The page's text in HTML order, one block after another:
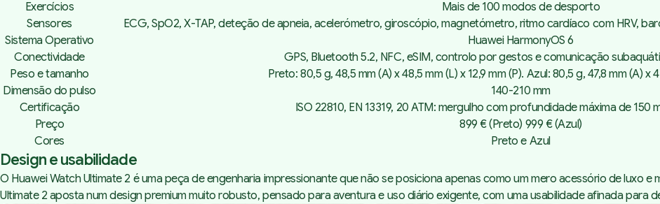
Exercícios
Mais de 100 modos de desporto
Sensores
ECG, SpO2, X-TAP, deteção de apneia, acelerómetro, giroscópio, magnetómetro, ritmo cardíaco com HRV,
Sistema Operativo
Huawei HarmonyOS 6
Conectividade
GPS, Bluetooth 5.2, NFC, eSIM, controlo por gestos e comunicação
Peso e tamanho
Preto: 80,5 g, 48,5 mm (A) x 48,5 mm (L) x 12,9 mm (P). Azul: 80,5 g, 47,8 mm (A) x
Dimensão do pulso
140-210 mm
Certificação
ISO 22810, EN 13319, 20 ATM: mergulho com profundidade máxima de 150
Preço
899 € (Preto) 999 € (Azul)
Cores
Preto e Azul
Design e usabilidade
O Huawei Watch Ultimate 2 é uma peça de engenharia impressionante que não se posiciona apenas como um mero acessório de luxo
Ultimate 2 aposta num design premium muito robusto, pensado para aventura e uso diário exigente, com uma usabilidade afinada para